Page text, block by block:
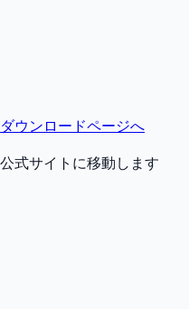
ダウンロードページへ
公式サイトに移動します